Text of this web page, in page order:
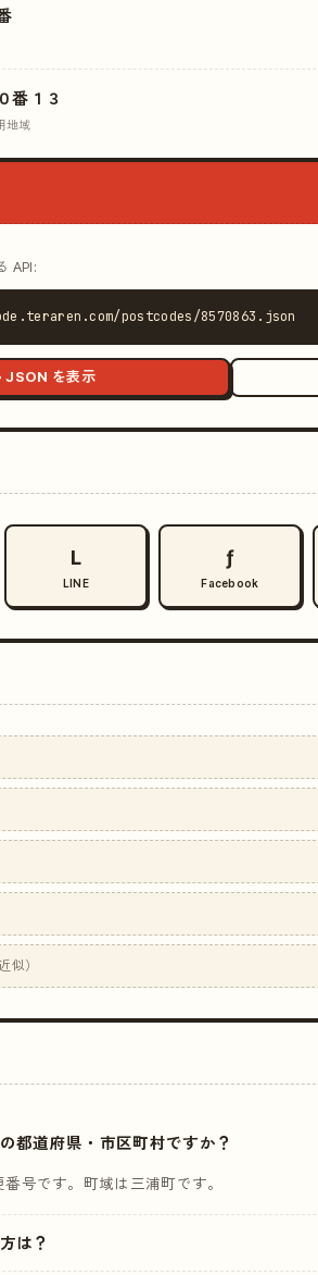
番１３
地域
API:
postcodes/8570863.json
JSON を表示
L
LINE
ƒ
Facebook
似）
都道府県・市区町村ですか？
号です。町域は三浦町です。
は？